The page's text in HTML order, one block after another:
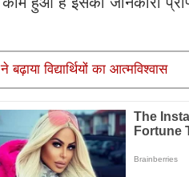
विद्यार्थियों का आत्मविश्वास